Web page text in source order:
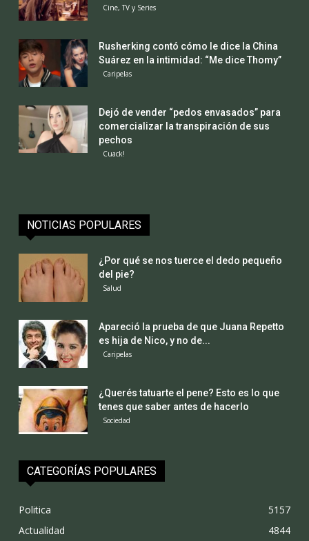
Cine, TV y Series
Rusherking contó cómo le dice la China
Suárez en la intimidad: “Me dice Thomy”
Caripelas
Dejó de vender “pedos envasados” para
comercializar la transpiración de sus
pechos
Cuack!
NOTICIAS POPULARES
¿Por qué se nos tuerce el dedo pequeño
del pie?
Salud
Apareció la prueba de que Juana Repetto
es hija de Nico, y no de...
Caripelas
¿Querés tatuarte el pene? Esto es lo que
tenes que saber antes de hacerlo
Sociedad
CATEGORÍAS POPULARES
Politica
5157
Actualidad
4844